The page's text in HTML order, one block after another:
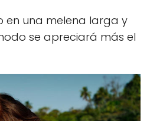
en una melena larga y
se apreciará más el